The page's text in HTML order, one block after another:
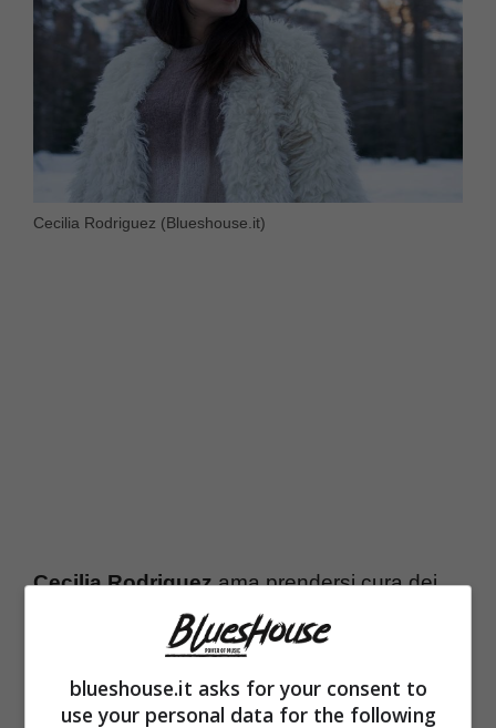
Cecilia Rodriguez (Blueshouse.it)
Cecilia Rodriguezama prendersi cura dei
SantiagoeLuna Marì
in queste ore stanno trascorrendo del tempo
insieme, come trapela dai contenuti postati
blueshouse.it asks for your consent to
use your personal data for the following